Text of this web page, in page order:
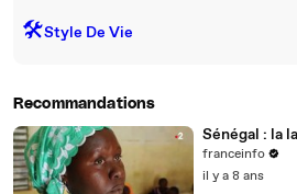
🛠️Style De Vie
Recommandations
Sénégal : la
franceinfo
il y a 8 ans